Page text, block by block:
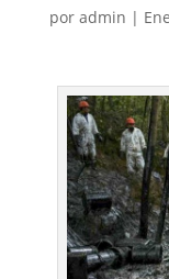
por admin |